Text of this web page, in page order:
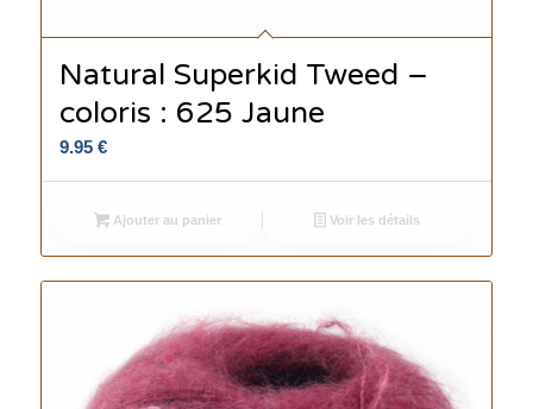
Natural Superkid Tweed –
coloris : 625 Jaune
9.95 €
Ajouter au panier Voir les détails